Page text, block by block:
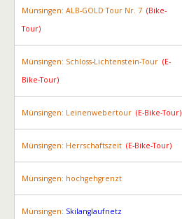
Münsingen: ALB-GOLD Tour Nr. 7 (Bike-
Tour)
Münsingen: Schloss-Lichtenstein-Tour (E-
Bike-Tour)
Münsingen: Leinenwebertour (E-Bike-Tour)
Münsingen: Herrschaftszeit (E-Bike-Tour)
Münsingen: hochgehgrenzt
Münsingen: Skilanglaufnetz